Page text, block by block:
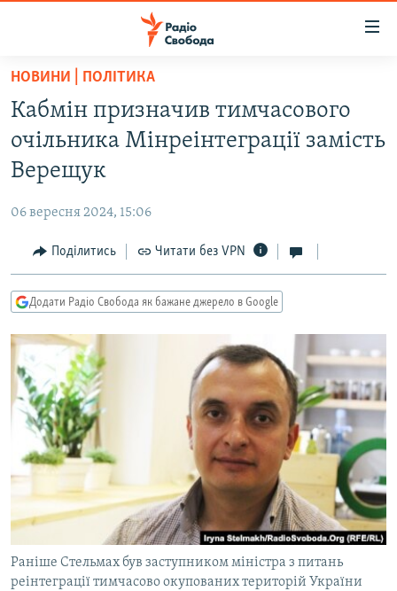
Перейти
основного
матеріалу
Перейти
до
основної
навігації
Перейти
до
пошуку
РАДІО СВОБОДА – 70 РОКІВ
СТАТТІ
ЕКОНОМІКА
СУСПІЛЬСТВО
УКРАЇНА
СВІТ
РОСІЙСЬКА «ФІЛЬТРАЦІЯ»
ДОНБАС.РЕАЛІЇ
ТИ ЯК?
СХЕМИ
КИТАЙ.ВИКЛИКИ
МУЛЬТИМЕДІА
ФОТО
СПЕЦПРОЄКТИ
ПОДКАСТИ
КРИМ РЕАЛІЇ
РУС
НОВИНИ | ПОЛІТИКА
Кабмін призначив тимчасового
очільника Мінреінтеграції замість
Верещук
06 вересня 2024, 15:06
Поділитись Читати без VPN
Додати Радіо Свобода як бажане джерело в Google
Раніше Стельмах був заступником міністра з питань
реінтеграції тимчасово окупованих територій України